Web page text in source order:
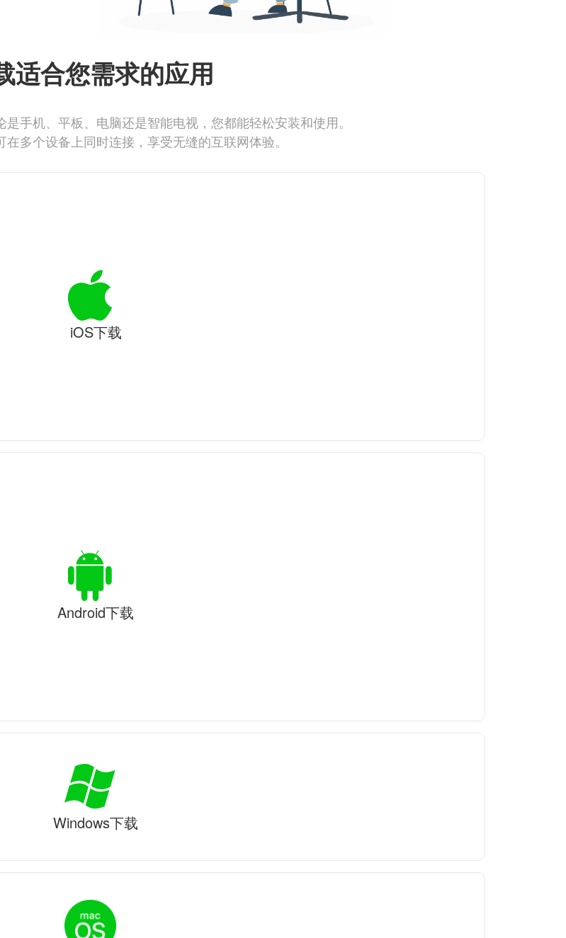
适合您需求的应用
手机、平板、电脑还是智能电视，您都能轻松安装和使用。
多个设备上同时连接，享受无缝的互联网体验。
iOS下载
Android下载
Windows下载